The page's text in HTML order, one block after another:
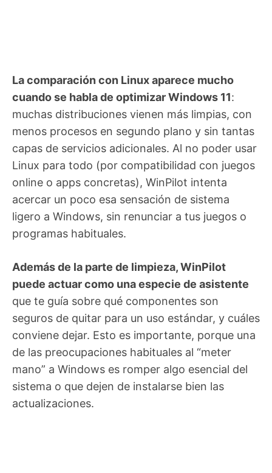
La comparación con Linux aparece mucho
cuando se habla de optimizar Windows 11:
muchas distribuciones vienen más limpias, con
menos procesos en segundo plano y sin tantas
capas de servicios adicionales. Al no poder usar
Linux para todo (por compatibilidad con juegos
online o apps concretas), WinPilot intenta
acercar un poco esa sensación de sistema
ligero a Windows, sin renunciar a tus juegos o
programas habituales.
Además de la parte de limpieza, WinPilot
puede actuar como una especie de asistente
que te guía sobre qué componentes son
seguros de quitar para un uso estándar, y cuáles
conviene dejar. Esto es importante, porque una
de las preocupaciones habituales al “meter
mano” a Windows es romper algo esencial del
sistema o que dejen de instalarse bien las
actualizaciones.